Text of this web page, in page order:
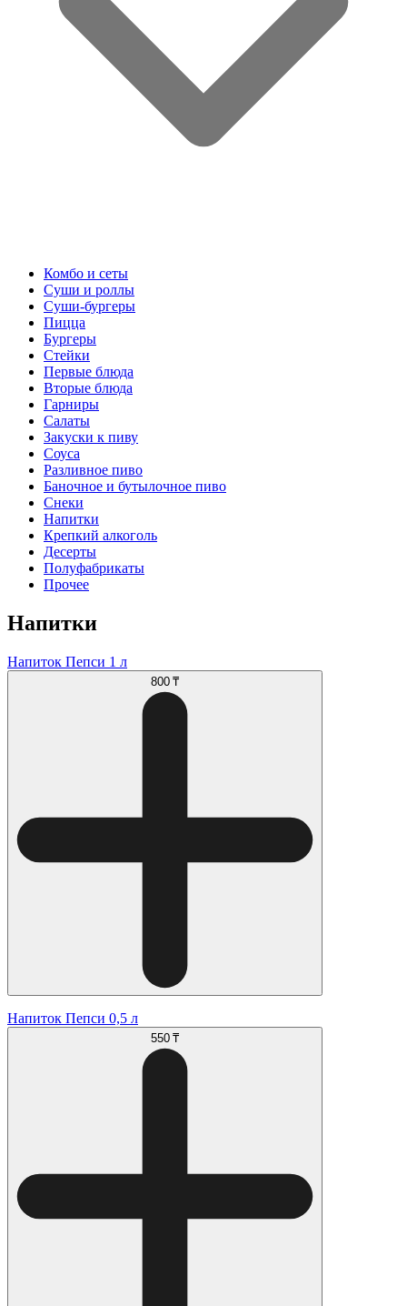
Комбо и сеты
Суши и роллы
Суши-бургеры
Пицца
Бургеры
Стейки
Первые блюда
Вторые блюда
Гарниры
Салаты
Закуски к пиву
Соуса
Разливное пиво
Баночное и бутылочное пиво
Снеки
Напитки
Крепкий алкоголь
Десерты
Полуфабрикаты
Прочее
Напитки
Напиток Пепси 1 л
800 ₸
Напиток Пепси 0,5 л
550 ₸